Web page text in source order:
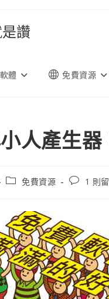
讚
體 免費資源
人產生器
文
別:
免費資源
文
1 則